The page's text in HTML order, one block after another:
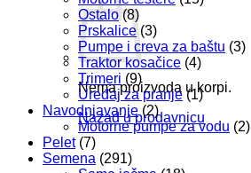
Nema proizvoda u korpi.
Nazad u prodavnicu
Ostalo (8)
Prskalice (3)
Pumpe i creva za baštu (3)
Traktor kosačice (4)
Trimeri (9)
Uređaj za pranje (1)
Navodnjavanje (2)
Motorne pumpe za vodu (2)
Pelet (7)
Semena (291)